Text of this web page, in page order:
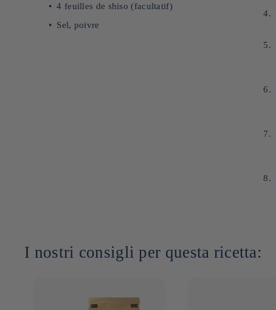
4 feuilles de shiso (facultatif)
Sel, poivre
I nostri consigli per questa ricetta: